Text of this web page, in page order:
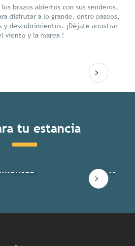
brazos abiertos con sus senderos,
disfrutar a lo grande, entre paseos,
y descubrimientos. ¡Déjate arrastrar
viento y la marea !
tu estancia